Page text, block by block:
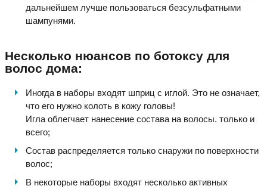
дальнейшем лучше пользоваться безсульфатными
шампунями.
Несколько нюансов по ботоксу для
волос дома:
Иногда в наборы входят шприц с иглой. Это не означает,
что его нужно колоть в кожу головы!
Игла облегчает нанесение состава на волосы. только и
всего;
Состав распределяется только снаружи по поверхности
волос;
В некоторые наборы входят несколько активных